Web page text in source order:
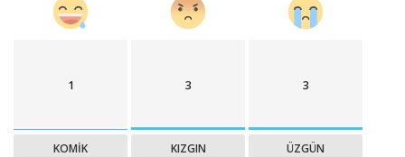
1
KOMIK
3
KIZGIN
3
ÜZGÜN